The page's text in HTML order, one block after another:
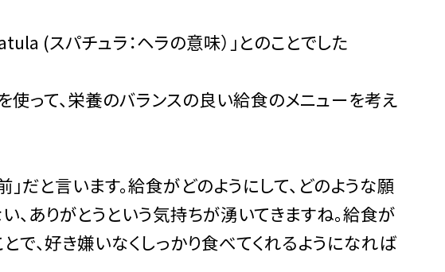
(スパチュラ：ヘラの意味）」とのことでした
って、栄養のバランスの良い給食のメニューを考え
」だと言います。給食がどのようにして、どのような願
、ありがとうという気持ちが湧いてきますね。給食が
で、好き嫌いなくしっかり食べてくれるようになれば